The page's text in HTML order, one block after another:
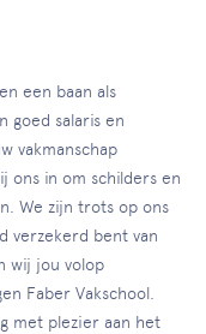
een baan als
goed salaris en
vakmanschap
ons in om schilders en
We zijn trots op ons
verzekerd bent van
wij jou volop
Faber Vakschool.
met plezier aan het